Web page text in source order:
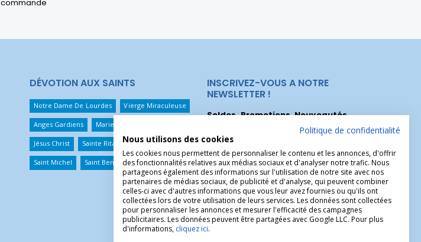
commande
DÉVOTION AUX SAINTS
Notre Dame De Lourdes Vierge Miraculeuse
Anges Gardiens Marie Qui Défait Les Noeuds
Jésus Christ Sainte Rita Sainte Thérèse
Saint Michel Saint Benoît Saint Christophe
INSCRIVEZ-VOUS A NOTRE
NEWSLETTER !
Soldes, Promotions, Nouveautés...
Inscrivez-vous maintenant pour recevoir
nos meilleures offres.
Politique de confidentialité
Nous utilisons des cookies
Les cookies nous permettent de personnaliser le contenu et les annonces, d'offrir
des fonctionnalités relatives aux médias sociaux et d'analyser notre trafic. Nous
partageons également des informations sur l'utilisation de notre site avec nos
partenaires de médias sociaux, de publicité et d'analyse, qui peuvent combiner
celles-ci avec d'autres informations que vous leur avez fournies ou qu'ils ont
collectées lors de votre utilisation de leurs services. Les données sont collectées
pour personnaliser les annonces et mesurer l'efficacité des campagnes
publicitaires. Les données peuvent être partagées avec Google LLC. Pour plus
d'informations, cliquez ici.